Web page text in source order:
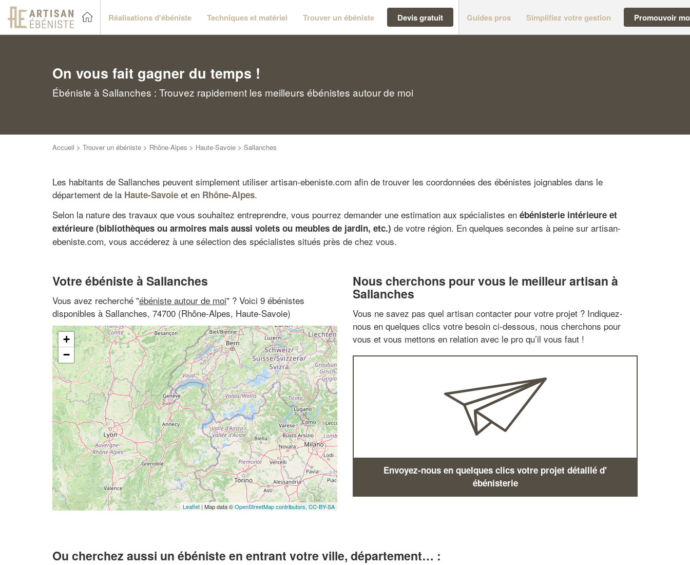
Réalisations d'ébéniste Techniques et matériel Trouver un ébéniste Devis gratuit Guides pros Simplifiez votre gestion Promouvoir
On vous fait gagner du temps !
Ébéniste à Sallanches : Trouvez rapidement les meilleurs ébénistes autour de moi
Accueil > Trouver un ébéniste > Rhône-Alpes > Haute-Savoie > Sallanches
Les habitants de Sallanches peuvent simplement utiliser artisan-ebeniste.com afin de trouver les coordonnées des ébénistes joignables dans le
département de la Haute-Savoie et en Rhône-Alpes.
Selon la nature des travaux que vous souhaitez entreprendre, vous pourrez demander une estimation aux spécialistes en ébénisterie intérieure et
extérieure (bibliothèques ou armoires mais aussi volets ou meubles de jardin, etc.) de votre région. En quelques secondes à peine sur artisan-
ebeniste.com, vous accéderez à une sélection des spécialistes situés près de chez vous.
Votre ébéniste à Sallanches
Vous avez recherché "ébéniste autour de moi" ? Voici 9 ébénistes
disponibles à Sallanches, 74700 (Rhône-Alpes, Haute-Savoie)
+
−
Leaflet | Map data ©OpenStreetMap contributors, CC-BY-SA
Nous cherchons pour vous le meilleur artisan à
Sallanches
Vous ne savez pas quel artisan contacter pour votre projet ? Indiquez-
nous en quelques clics votre besoin ci-dessous, nous cherchons pour
vous et vous mettons en relation avec le pro qu’il vous faut !
Envoyez-nous en quelques clics votre projet détaillé d'
ébénisterie
Ou cherchez aussi un ébéniste en entrant votre ville, département… :